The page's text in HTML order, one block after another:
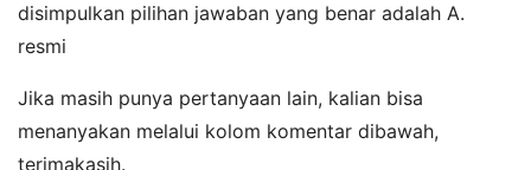
disimpulkan pilihan jawaban yang benar adalah A.
resmi
Jika masih punya pertanyaan lain, kalian bisa
menanyakan melalui kolom komentar dibawah,
terimakasih.